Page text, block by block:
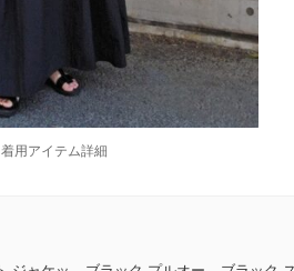
着用アイテム詳細